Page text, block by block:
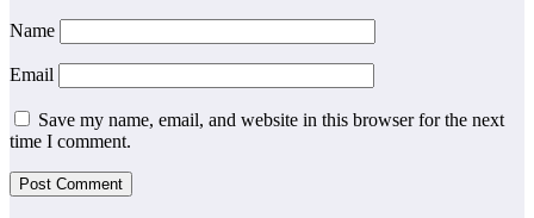
Name
Email
Save my name, email, and website in this browser for the next
time I comment.